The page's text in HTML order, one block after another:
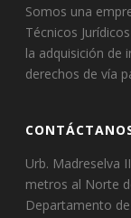
Somos una
Técnicos
la adquisición de
derechos de vía
Urb. Madreselva
metros al Norte
Departamento